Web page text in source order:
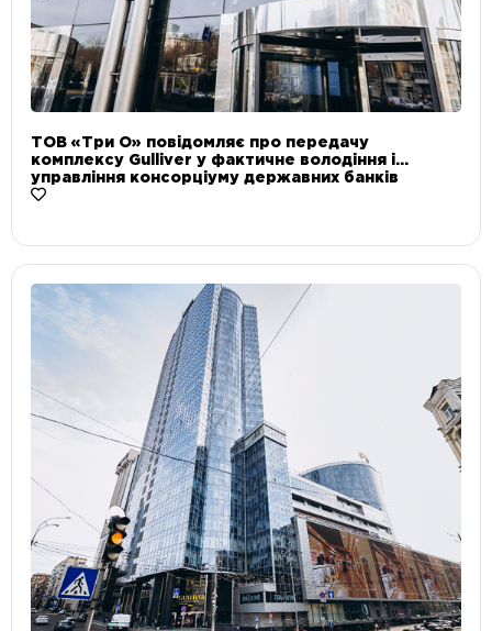
ТОВ «Три О» повідомляє про передачу
комплексу Gulliver у фактичне володіння і
управління консорціуму державних банків